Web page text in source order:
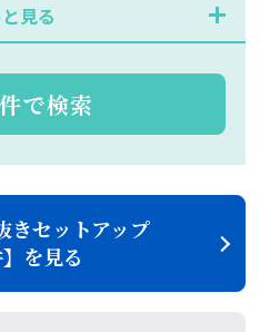
見る
で検索
きセットアップ
】を見る